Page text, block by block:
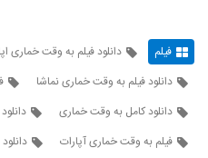
فیلم
دانلود فیلم به وقت خماری
دانلود فیلم به وقت خماری نماشا
دانلود کامل به وقت خماری
فیلم به وقت خماری آپارات